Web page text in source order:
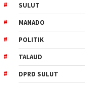
SULUT
MANADO
POLITIK
TALAUD
DPRD SULUT